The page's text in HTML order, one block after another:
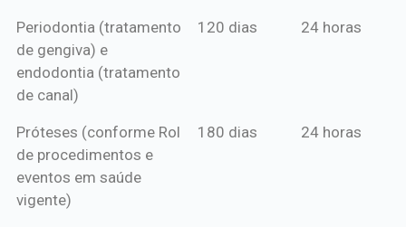
Periodontia (tratamento
de gengiva) e
endodontia (tratamento
de canal)
120 dias 24 horas
Próteses (conforme Rol
de procedimentos e
eventos em saúde
vigente)
180 dias 24 horas